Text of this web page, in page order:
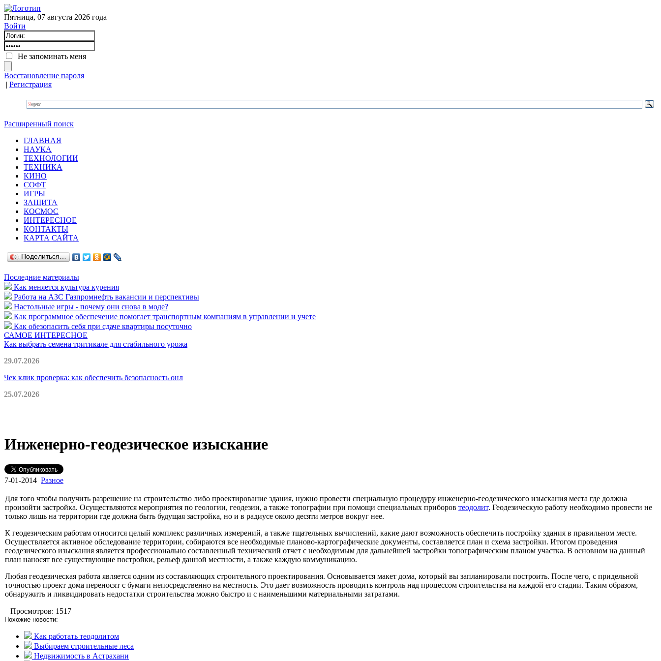
Пятница, 07 августа 2026 года
Войти
Не запоминать меня
Восстановление пароля
| Регистрация
Расширенный поиск
ГЛАВНАЯ
НАУКА
ТЕХНОЛОГИИ
ТЕХНИКА
КИНО
СОФТ
ИГРЫ
ЗАЩИТА
КОСМОС
ИНТЕРЕСНОЕ
КОНТАКТЫ
КАРТА САЙТА
Поделиться…
Последние материалы
Как меняется культура курения
Работа на АЗС Газпромнефть вакансии и перспективы
Настольные игры - почему они снова в моде?
Как программное обеспечение помогает транспортным компаниям в управлении и учете
Как обезопасить себя при сдаче квартиры посуточно
САМОЕ ИНТЕРЕСНОЕ
Как выбрать семена тритикале для стабильного урожа
29.07.2026
Чек клик проверка: как обеспечить безопасность онл
25.07.2026
Инженерно-геодезическое изыскание
7-01-2014 Разное
Для того чтобы получить разрешение на строительство либо проектирование здания, нужно провести специальную процедуру инженерно-геодезического изыскания места где должна
произойти застройка. Осуществляются мероприятия по геологии, геодезии, а также топографии при помощи специальных приборов теодолит. Геодезическую работу необходимо провести не
только лишь на территории где должна быть будущая застройка, но и в радиусе около десяти метров вокруг нее.
К геодезическим работам относится целый комплекс различных измерений, а также тщательных вычислений, какие дают возможность обеспечить постройку здания в правильном месте.
Осуществляется активное обследование территории, собираются все необходимые планово-картографические документы, составляется план и схема застройки. Итогом проведения
геодезического изыскания является профессионально составленный технический отчет с необходимым для дальнейшей застройки топографическим планом участка. В основном на данный
план наносят все существующие постройки, рельеф данной местности, а также каждую коммуникацию.
Любая геодезическая работа является одним из составляющих строительного проектирования. Основывается макет дома, который вы запланировали построить. После чего, с придельной
точностью проект дома переносят с бумаги непосредственно на местность. Это дает возможность проводить контроль над процессом строительства на каждой его стадии. Таким образом,
обнаружить и ликвидировать недостатки строительства можно быстро и с наименьшими материальными затратами.
Просмотров: 1517
Похожие новости:
Как работать теодолитом
Выбираем строительные леса
Недвижимость в Астрахани